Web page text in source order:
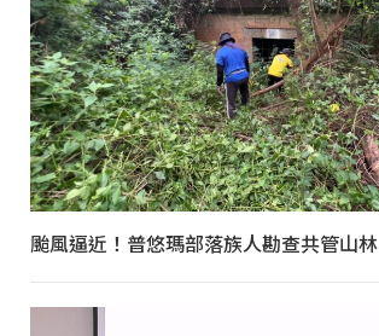
颱風逼近！普悠瑪部落族人勘查共管山林